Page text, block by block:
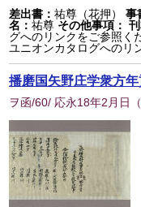
差出書：祐尊（花押） 事
名：祐尊 その他事項： 刊
グへのリンクをご参照く
ユニオンカタログへのリ
播磨国矢野庄学衆方
ヲ函/60/ 応永18年2月日 （